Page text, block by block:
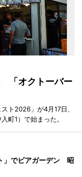
「オクトーバー
ト2026」が4月17日、
町1）で始まった。
」でビアガーデン 昭